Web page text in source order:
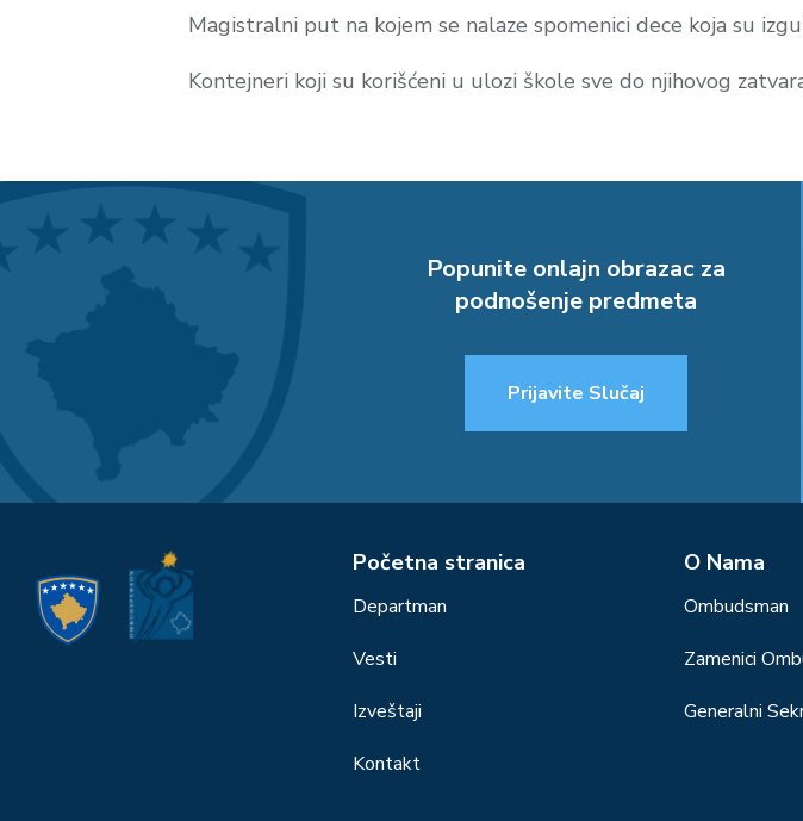
Magistralni put na kojem se nalaze spomenici dece koja su
Kontejneri koji su korišćeni u ulozi škole sve do njihovog
Popunite onlajn obrazac za
podnošenje predmeta
Prijavite Slučaj
Početna stranica
Departman
Vesti
Izveštaji
Kontakt
О Nama
Ombudsman
Zamenici
Generalni